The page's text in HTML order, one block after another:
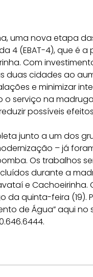
uma nova etapa
4 (EBAT-4), que é
Com
duas cidades ao
e minimizar
o serviço na
possíveis
junto a um dos
– já
Os trabalhos
durante a
e
da quinta-feira (19).
de Água” aqui